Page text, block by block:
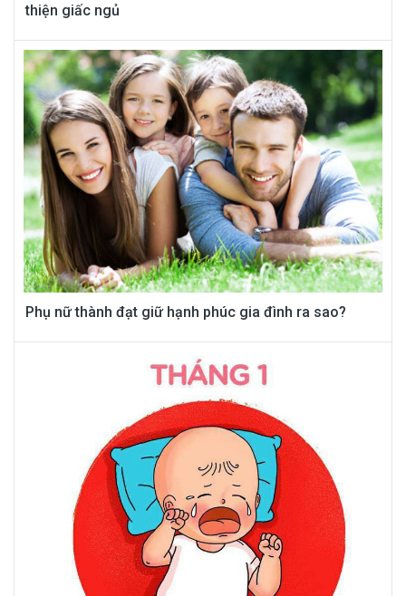
thiện giấc ngủ
Phụ nữ thành đạt giữ hạnh phúc gia đình ra sao?